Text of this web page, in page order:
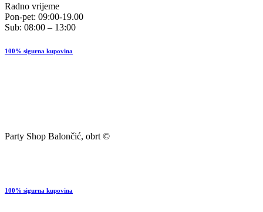
Radno vrijeme
Pon-pet: 09:00-19.00
Sub: 08:00 – 13:00
100% sigurna kupovina
Party Shop Balončić, obrt ©
100% sigurna kupovina